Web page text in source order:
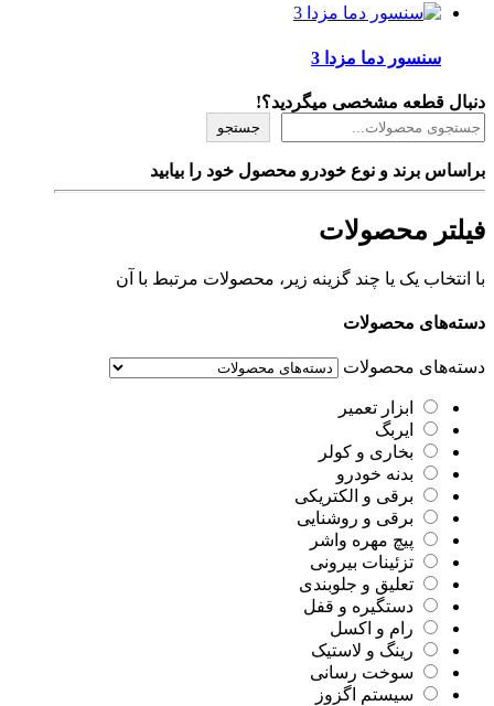
سنسور دما مزدا 3
دنبال قطعه مشخصی میگردید؟!
جستجو
براساس برند و نوع خودرو محصول خود را بیابید
فیلتر محصولات
با انتخاب یک یا چند گزینه زیر، محصولات مرتبط با آن
دسته‌های محصولات
دسته‌های محصولات
ابزار تعمیر
ایربگ
بخاری و کولر
بدنه خودرو
برقی و الکتریکی
برقی و روشنایی
پیچ مهره واشر
تزئینات بیرونی
تعلیق و جلوبندی
دستگیره و قفل
رام و اکسل
رینگ و لاستیک
سوخت رسانی
سیستم اگزوز